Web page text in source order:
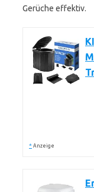
Gerüche effektiv.
* Anzeige